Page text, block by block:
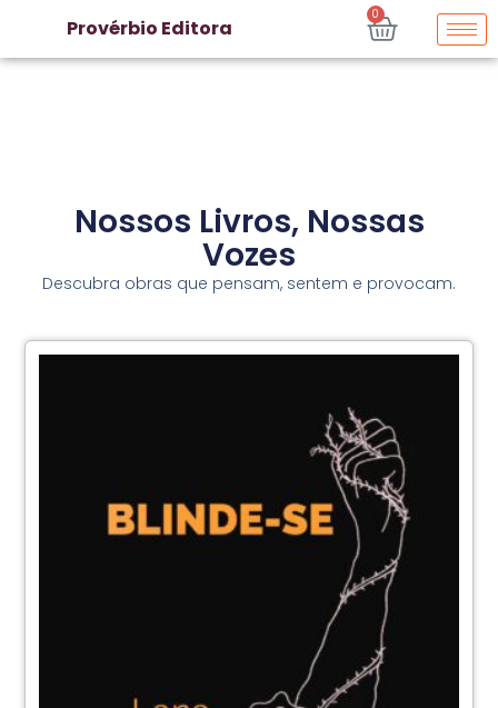
Provérbio Editora
0
Nossos Livros, Nossas
Vozes
Descubra obras que pensam, sentem e provocam.